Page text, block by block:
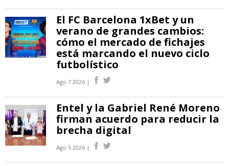
El FC Barcelona 1xBet y un
verano de grandes cambios:
cómo el mercado de fichajes
está marcando el nuevo ciclo
futbolístico
Ago 7 2026 |
Entel y la Gabriel René Moreno
firman acuerdo para reducir la
brecha digital
Ago 5 2026 |